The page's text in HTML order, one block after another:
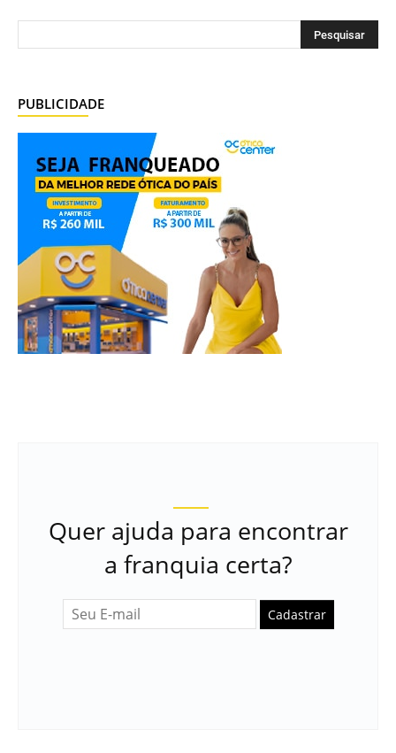
PUBLICIDADE
Quer ajuda para encontrar
a franquia certa?
Cadastrar